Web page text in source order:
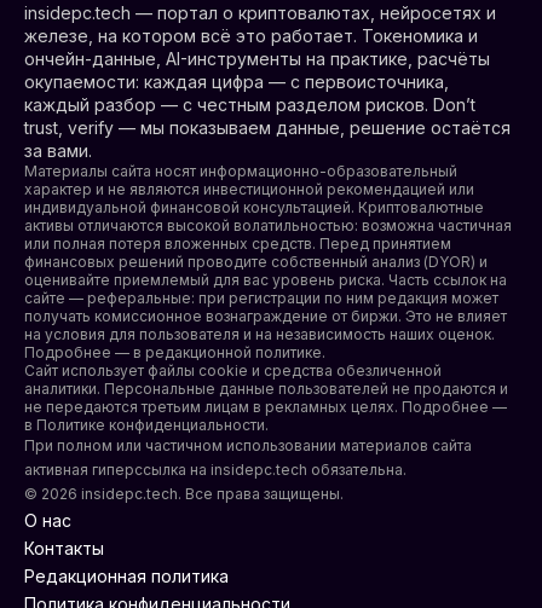
insidepc.tech — портал о криптовалютах, нейросетях и
железе, на котором всё это работает. Токеномика и
ончейн-данные, AI-инструменты на практике, расчёты
окупаемости: каждая цифра — с первоисточника,
каждый разбор — с честным разделом рисков. Don’t
trust, verify — мы показываем данные, решение остаётся
за вами.
Материалы сайта носят информационно-образовательный
характер и не являются инвестиционной рекомендацией или
индивидуальной финансовой консультацией. Криптовалютные
активы отличаются высокой волатильностью: возможна частичная
или полная потеря вложенных средств. Перед принятием
финансовых решений проводите собственный анализ (DYOR) и
оценивайте приемлемый для вас уровень риска. Часть ссылок на
сайте — реферальные: при регистрации по ним редакция может
получать комиссионное вознаграждение от биржи. Это не влияет
на условия для пользователя и на независимость наших оценок.
Подробнее — в редакционной политике.
Сайт использует файлы cookie и средства обезличенной
аналитики. Персональные данные пользователей не продаются и
не передаются третьим лицам в рекламных целях. Подробнее —
в Политике конфиденциальности.
При полном или частичном использовании материалов сайта
активная гиперссылка на insidepc.tech обязательна.
© 2026 insidepc.tech. Все права защищены.
О нас
Контакты
Редакционная политика
Политика конфиденциальности